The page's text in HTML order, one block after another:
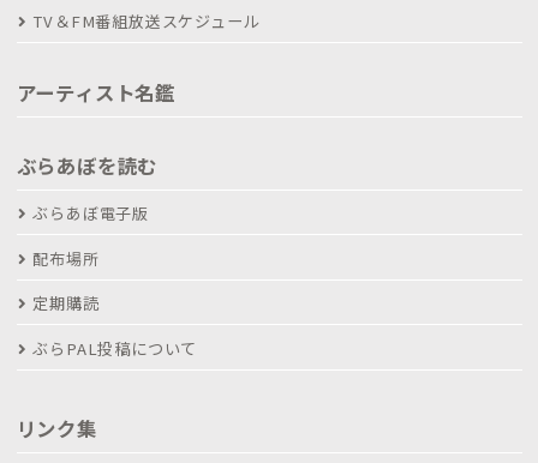
TV＆FM番組放送スケジュール
アーティスト名鑑
ぶらあぼを読む
ぶらあぼ電子版
配布場所
定期購読
ぶらPAL投稿について
リンク集